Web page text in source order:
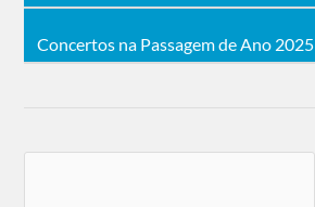
Concertos na Passagem de Ano 2025